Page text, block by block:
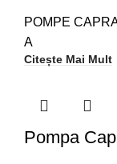
POMPE
A
Citește Mai Mult
Pompa